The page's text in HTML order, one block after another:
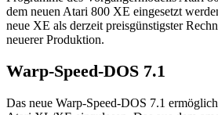
dem neuen Atari 800 XE eingesetzt
neue XE als derzeit preisgünstigster
neuerer Produktion.
Warp-Speed-DOS 7.1
Das neue Warp-Speed-DOS 7.1